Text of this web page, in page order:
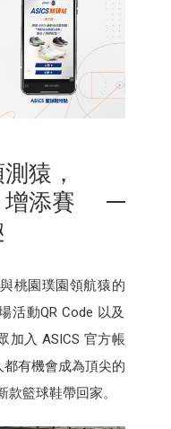
猿，
添賽
桃園璞園領航猿的
活動QR Code 以及
加入 ASICS 官方帳
有機會成為頂尖的
款籃球鞋帶回家。